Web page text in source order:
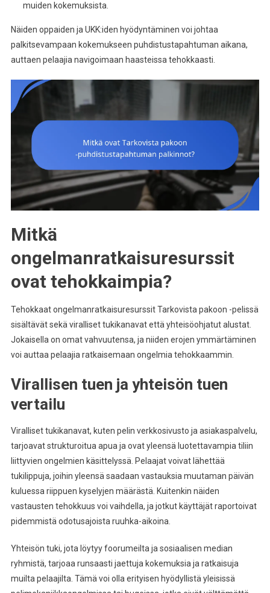
muiden kokemuksista.
Näiden oppaiden ja UKK:iden hyödyntäminen voi johtaa
palkitsevampaan kokemukseen puhdistustapahtuman aikana,
auttaen pelaajia navigoimaan haasteissa tehokkaasti.
Mitkä
ongelmanratkaisuresurssit
ovat tehokkaimpia?
Tehokkaat ongelmanratkaisuresurssit Tarkovista pakoon -pelissä
sisältävät sekä viralliset tukikanavat että yhteisöohjatut alustat.
Jokaisella on omat vahvuutensa, ja niiden erojen ymmärtäminen
voi auttaa pelaajia ratkaisemaan ongelmia tehokkaammin.
Virallisen tuen ja yhteisön tuen
vertailu
Viralliset tukikanavat, kuten pelin verkkosivusto ja asiakaspalvelu,
tarjoavat strukturoitua apua ja ovat yleensä luotettavampia tiliin
liittyvien ongelmien käsittelyssä. Pelaajat voivat lähettää
tukilippuja, joihin yleensä saadaan vastauksia muutaman päivän
kuluessa riippuen kyselyjen määrästä. Kuitenkin näiden
vastausten tehokkuus voi vaihdella, ja jotkut käyttäjät raportoivat
pidemmistä odotusajoista ruuhka-aikoina.
Yhteisön tuki, jota löytyy foorumeilta ja sosiaalisen median
ryhmistä, tarjoaa runsaasti jaettuja kokemuksia ja ratkaisuja
muilta pelaajilta. Tämä voi olla erityisen hyödyllistä yleisissä